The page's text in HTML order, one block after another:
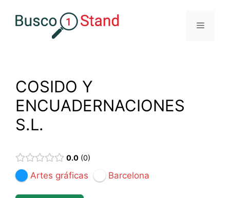
Menú
COSIDO Y
ENCUADERNACIONES
S.L.
0.0 0
Artes gráficas Barcelona